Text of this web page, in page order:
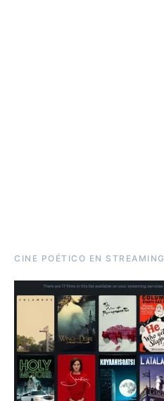
CINE POÉTICO EN STREAMING